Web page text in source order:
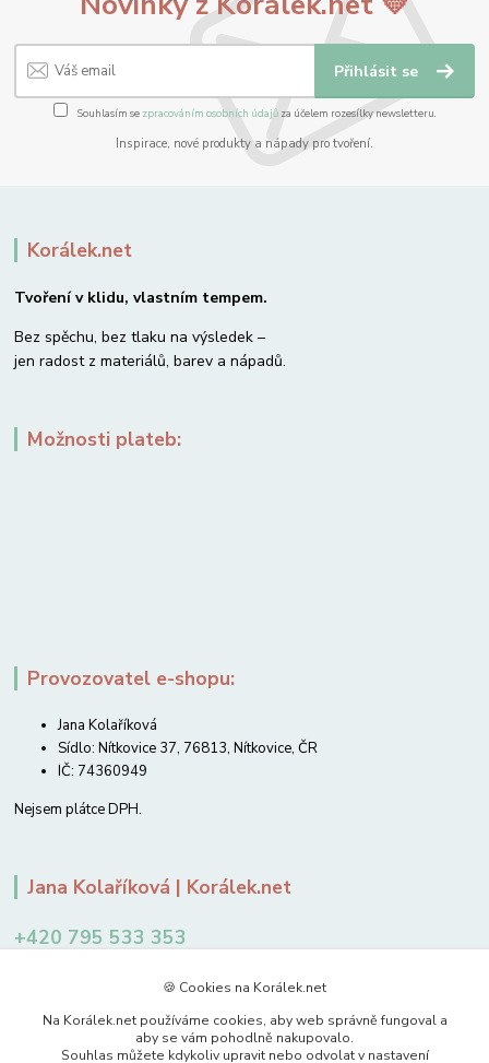
Přihlásit se
Souhlasím se zpracováním osobních údajůza účelem rozesílky newsletteru.
Inspirace, nové produkty a nápady pro tvoření.
Korálek.net
Tvoření v klidu, vlastním tempem.
Bez spěchu, bez tlaku na výsledek –
jen radost z materiálů, barev a nápadů.
Možnosti plateb:
Provozovatel e-shopu:
Jana Kolaříková
Sídlo: Nítkovice 37, 76813, Nítkovice, ČR
IČ: 74360949
Nejsem plátce DPH.
Jana Kolaříková | Korálek.net
+420 795 533 353
🍪 Cookies na Korálek.net
Na Korálek.net používáme cookies, aby web správně fungoval a
aby se vám pohodlně nakupovalo.
Souhlas můžete kdykoliv upravit nebo odvolat v nastavení